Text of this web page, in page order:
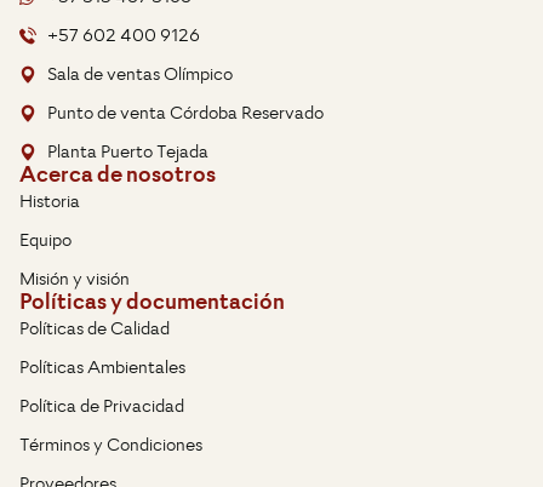
+57 602 400 9126
Sala de ventas Olímpico
Punto de venta Córdoba Reservado
Planta Puerto Tejada
Acerca de nosotros
Historia
Equipo
Misión y visión
Políticas y documentación
Políticas de Calidad
Políticas Ambientales
Política de Privacidad
Términos y Condiciones